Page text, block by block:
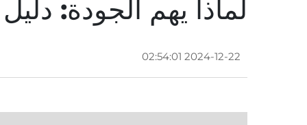
لماذا يهم الجودة:
2024-12-22 02:54:01